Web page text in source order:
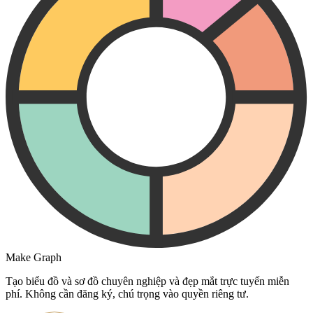
Make Graph
Tạo biểu đồ và sơ đồ chuyên nghiệp và đẹp mắt trực tuyến miễn
phí. Không cần đăng ký, chú trọng vào quyền riêng tư.